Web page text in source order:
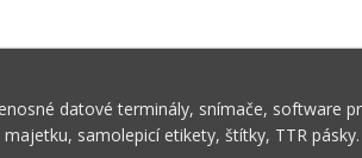
datové terminály, snímače, software
samolepicí etikety, štítky, TTR pásky.